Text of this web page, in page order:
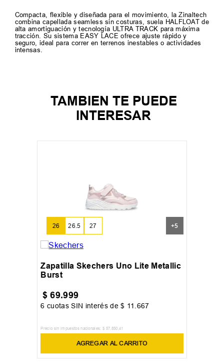
Compacta, flexible y diseñada para el movimiento, la Zinaltech
combina capellada seamless sin costuras, suela HALFLOAT de
alta amortiguación y tecnología ULTRA TRACK para máxima
tracción. Su sistema EASY LACE ofrece ajuste rápido y
seguro, ideal para correr en terrenos inestables o actividades
intensas.
TAMBIEN TE PUEDE
INTERESAR
26 26.5 27 +5
Zapatilla Skechers Uno Lite Metallic
Burst
$ 69.999
6 cuotas SIN interés de$ 11 667
Precio sin impuestos nacionales: $ 57 850 41
AGREGAR AL CARRITO